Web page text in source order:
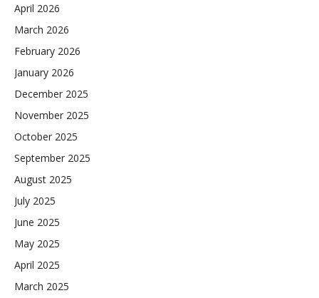
April 2026
March 2026
February 2026
January 2026
December 2025
November 2025
October 2025
September 2025
August 2025
July 2025
June 2025
May 2025
April 2025
March 2025